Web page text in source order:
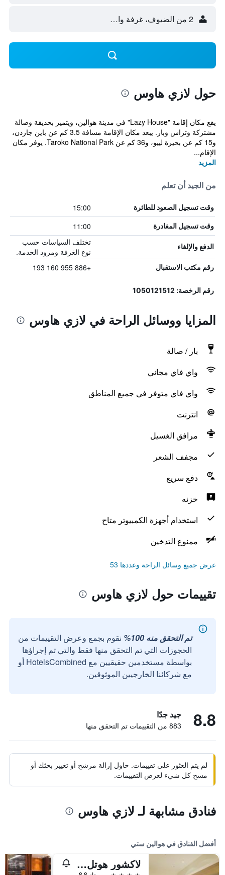
2 من الضيوف، غرفة واحدة
حول لازي هاوس
يقع مكان إقامة "Lazy House" في مدينة هوالين، ويتميز بحديقة وصالة
مشتركة وتراس وبار. يبعد مكان الإقامة مسافة 3.5 كم عن باين جاردن،
و15 كم عن بحيرة لييو، و36 كم عن Taroko National Park. يوفر مكان
الإقام...
المزيد
من الجيد أن تعلم
وقت تسجيل الصعود للطائرة 15:00
وقت تسجيل المغادرة 11:00
الدفع والإلغاء
تختلف السياسات حسب
نوع الغرفة ومزود الخدمة.
رقم مكتب الاستقبال +886 955 160 193
رقم الرخصة: 1050121512
المزايا ووسائل الراحة في لازي هاوس
بار / صالة
واي فاي مجاني
واي فاي متوفر في جميع المناطق
انترنت
مرافق الغسيل
مجفف الشعر
دفع سريع
خزنه
استخدام أجهزة الكمبيوتر متاح
ممنوع التدخين
عرض جميع وسائل الراحة وعددها 53
تقييمات حول لازي هاوس
تم التحقق منه 100%
نقوم بجمع وعرض التقييمات من
الحجوزات التي تم التحقق منها فقط والتي تم إجراؤها
بواسطة مستخدمين حقيقيين مع HotelsCombined أو
مع شركائنا الخارجيين الموثوقين.
8.8 جيد جدًا
883 من التقييمات تم التحقق منها
لم يتم العثور على تقييمات. حاول إزالة مرشح أو تغيير بحثك أو
مسح كل شيء لعرض التقييمات.
فنادق مشابهة لـ لازي هاوس
أفضل الفنادق في هوالين ستي
لاكشور هوتل هولين